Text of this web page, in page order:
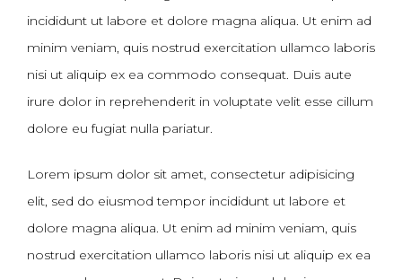
incididunt ut labore et dolore magna aliqua. Ut enim ad
minim veniam, quis nostrud exercitation ullamco laboris
nisi ut aliquip ex ea commodo consequat. Duis aute
irure dolor in reprehenderit in voluptate velit esse cillum
dolore eu fugiat nulla pariatur.
Lorem ipsum dolor sit amet, consectetur adipisicing
elit, sed do eiusmod tempor incididunt ut labore et
dolore magna aliqua. Ut enim ad minim veniam, quis
nostrud exercitation ullamco laboris nisi ut aliquip ex ea